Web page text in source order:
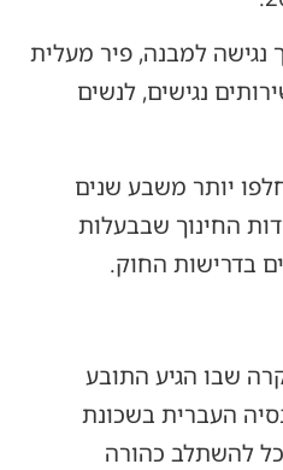
נגישה למבנה, פיר מעלית
נגישים, לנשים
יותר משבע שנים
החינוך שבבעלות
בדרישות החוק.
שבו הגיע התובע
העברית בשכונת
להשתלב כהורה